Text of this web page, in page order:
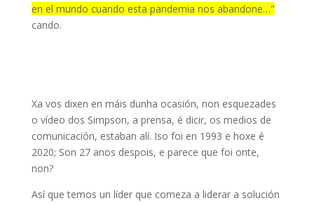
en el mundo cuando esta pandemia nos abandone…"
cando.
Xa vos dixen en máis dunha ocasión, non esquezades
o vídeo dos Simpson, a prensa, é dicir, os medios de
comunicación, estaban alí. Iso foi en 1993 e hoxe é
2020; Son 27 anos despois, e parece que foi onte,
non?
Así que temos un líder que comeza a liderar a solución